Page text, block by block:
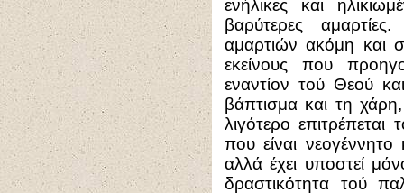
ενήλικες και
βαρύτερες
αμαρτιών ακόμη και
εκείνους που
εναντίον τού Θεού
βάπτισμα και τη
λιγότερο επιτρέπεται
που είναι νεογέννητο
αλλά έχει υποστεί
δραστικότητα τού